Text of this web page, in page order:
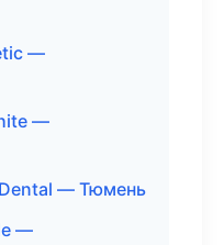
—
—
— Тюмень
—